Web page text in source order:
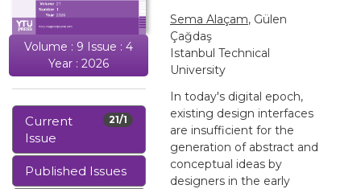
Volume : 9 Issue : 4
Year : 2026
21/1
Current
Issue
Published Issues
Sema Alaçam, Gülen
Çağdaş
Istanbul Technical
University
In today's digital epoch,
existing design interfaces
are insufficient for the
generation of abstract and
conceptual ideas by
designers in the early